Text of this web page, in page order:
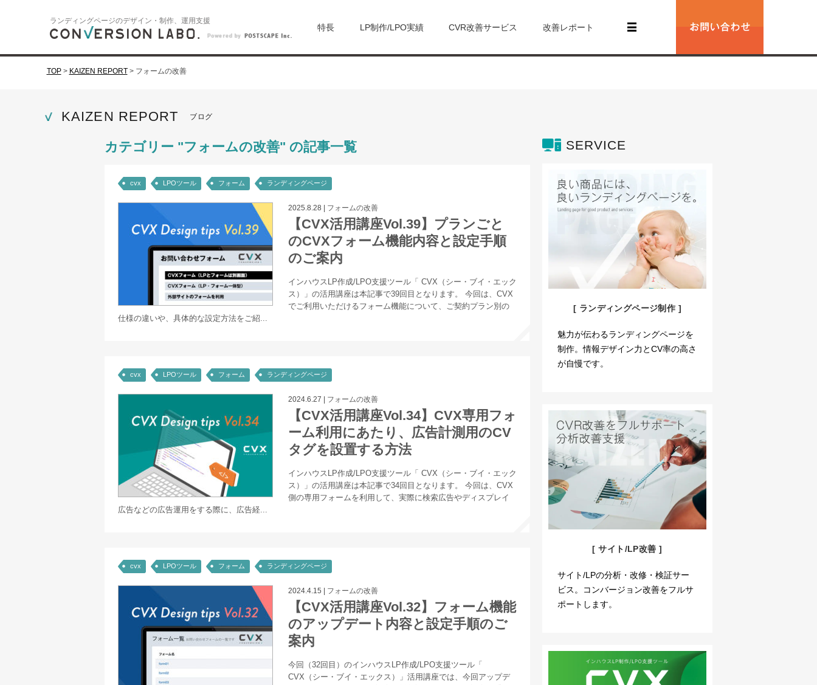
ランディングページのデザイン・制作、運用支援
特長 LP制作/LPO実績 CVR改善サービス 改善レポート
TOP > KAIZEN REPORT > フォームの改善
KAIZEN REPORT ブログ
カテゴリー "フォームの改善" の記事一覧
cvx LPOツール フォーム ランディングページ
2025.8.28 フォームの改善
【CVX活用講座Vol.39】プランごと
のCVXフォーム機能内容と設定手順
のご案内
インハウスLP作成/LPO支援ツール「 CVX（シー・ブイ・エック
ス）」の活用講座は本記事で39回目となります。 今回は、CVX
でご利用いただけるフォーム機能について、ご契約プラン別の
仕様の違いや、具体的な設定方法をご紹...
cvx LPOツール フォーム ランディングページ
2024.6.27 フォームの改善
【CVX活用講座Vol.34】CVX専用フォ
ーム利用にあたり、広告計測用のCV
タグを設置する方法
インハウスLP作成/LPO支援ツール「 CVX（シー・ブイ・エック
ス）」の活用講座は本記事で34回目となります。 今回は、CVX
側の専用フォームを利用して、実際に検索広告やディスプレイ
広告などの広告運用をする際に、広告経...
cvx LPOツール フォーム ランディングページ
2024.4.15 フォームの改善
【CVX活用講座Vol.32】フォーム機能
のアップデート内容と設定手順のご
案内
今回（32回目）のインハウスLP作成/LPO支援ツール「
CVX（シー・ブイ・エックス）」活用講座では、今回アップデ
SERVICE
[ ランディングページ制作 ]
魅力が伝わるランディングページを
制作。情報デザイン力とCV率の高さ
が自慢です。
[ サイト/LP改善 ]
サイト/LPの分析・改修・検証サー
ビス。コンバージョン改善をフルサ
ポートします。